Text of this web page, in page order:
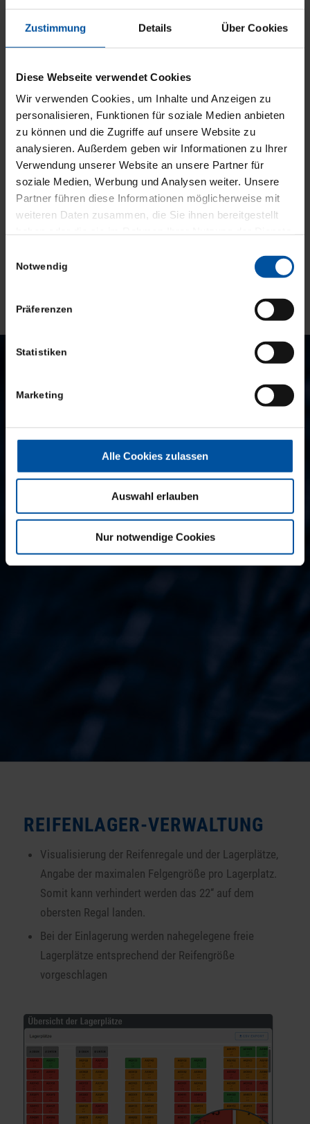
Zustimmung Details Über Cookies
Diese Webseite verwendet Cookies
Wir verwenden Cookies, um Inhalte und Anzeigen zu
personalisieren, Funktionen für soziale Medien anbieten
zu können und die Zugriffe auf unsere Website zu
analysieren. Außerdem geben wir Informationen zu Ihrer
Verwendung unserer Website an unsere Partner für
soziale Medien, Werbung und Analysen weiter. Unsere
Partner führen diese Informationen möglicherweise mit
weiteren Daten zusammen, die Sie ihnen bereitgestellt
Notwendig
Präferenzen
Statistiken
Marketing
Alle Cookies zulassen
Auswahl erlauben
Nur notwendige Cookies
und macht den gesamten Prozess schneller,
einfacher und professioneller.
CLP SAM WHEELS
ZUSAMMENGEFASST
REIFENLAGER-VERWALTUNG
Visualisierung der Reifenregale und der Lagerplätze,
Angabe der maximalen Felgengröße pro Lagerplatz.
Somit kann verhindert werden das 22‘‘ auf dem
obersten Regal landen.
Bei der Einlagerung werden nahegelegene freie
Lagerplätze entsprechend der Reifengröße
vorgeschlagen